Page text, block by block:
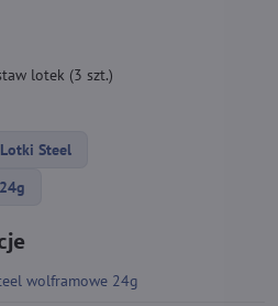
lotek (3 szt.)
Lotki Steel
wolframowe 24g